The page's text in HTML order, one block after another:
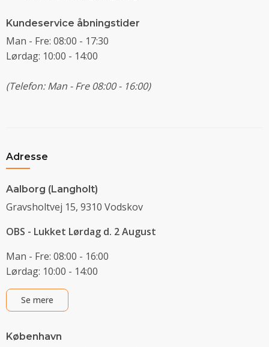
Kundeservice åbningstider
Man - Fre: 08:00 - 17:30
Lørdag: 10:00 - 14:00
(Telefon: Man - Fre 08:00 - 16:00)
Adresse
Aalborg (Langholt)
Gravsholtvej 15, 9310 Vodskov
OBS - Lukket Lørdag d. 2 August
Man - Fre: 08:00 - 16:00
Lørdag: 10:00 - 14:00
Se mere
København